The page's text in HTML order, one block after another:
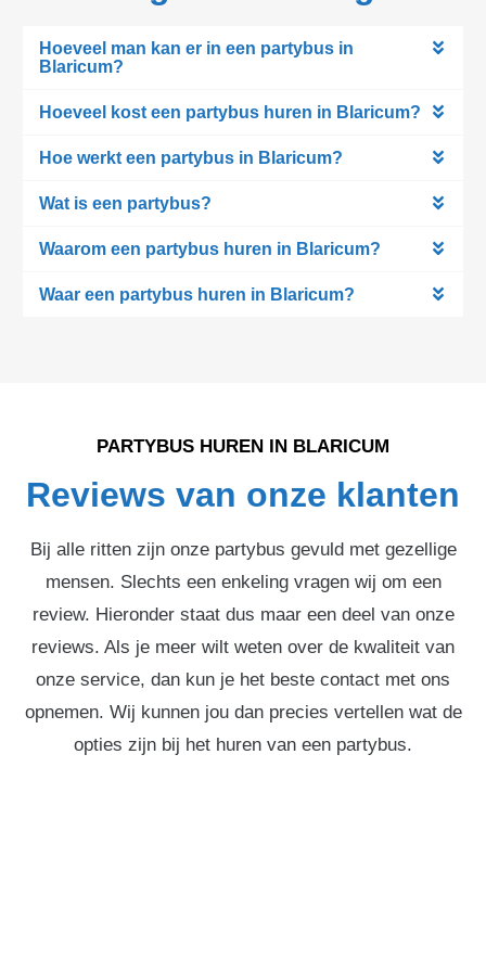
Hoeveel man kan er in een partybus in
Blaricum?
Hoeveel kost een partybus huren in Blaricum?
Hoe werkt een partybus in Blaricum?
Wat is een partybus?
Waarom een partybus huren in Blaricum?
Waar een partybus huren in Blaricum?
PARTYBUS HUREN IN BLARICUM
Reviews van onze klanten
Bij alle ritten zijn onze partybus gevuld met gezellige
mensen. Slechts een enkeling vragen wij om een
review. Hieronder staat dus maar een deel van onze
reviews. Als je meer wilt weten over de kwaliteit van
onze service, dan kun je het beste contact met ons
opnemen. Wij kunnen jou dan precies vertellen wat de
opties zijn bij het huren van een partybus.